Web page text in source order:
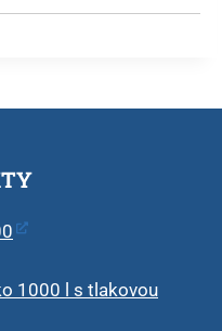
1000 l s tlakovou